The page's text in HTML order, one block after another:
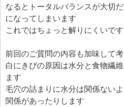
なるとトータルバランスが大切
になってしまいます
これではちょっと解りにくいで
前回のご質問の内容も加味して
白にきびの原因は水分と食物繊
ます
毛穴の詰まりに水分は関係ない
関係があったりします